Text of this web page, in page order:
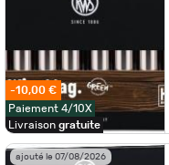
-10,00 €
Paiement 4/10X
Livraison gratuite
ajouté le 07/08/2026